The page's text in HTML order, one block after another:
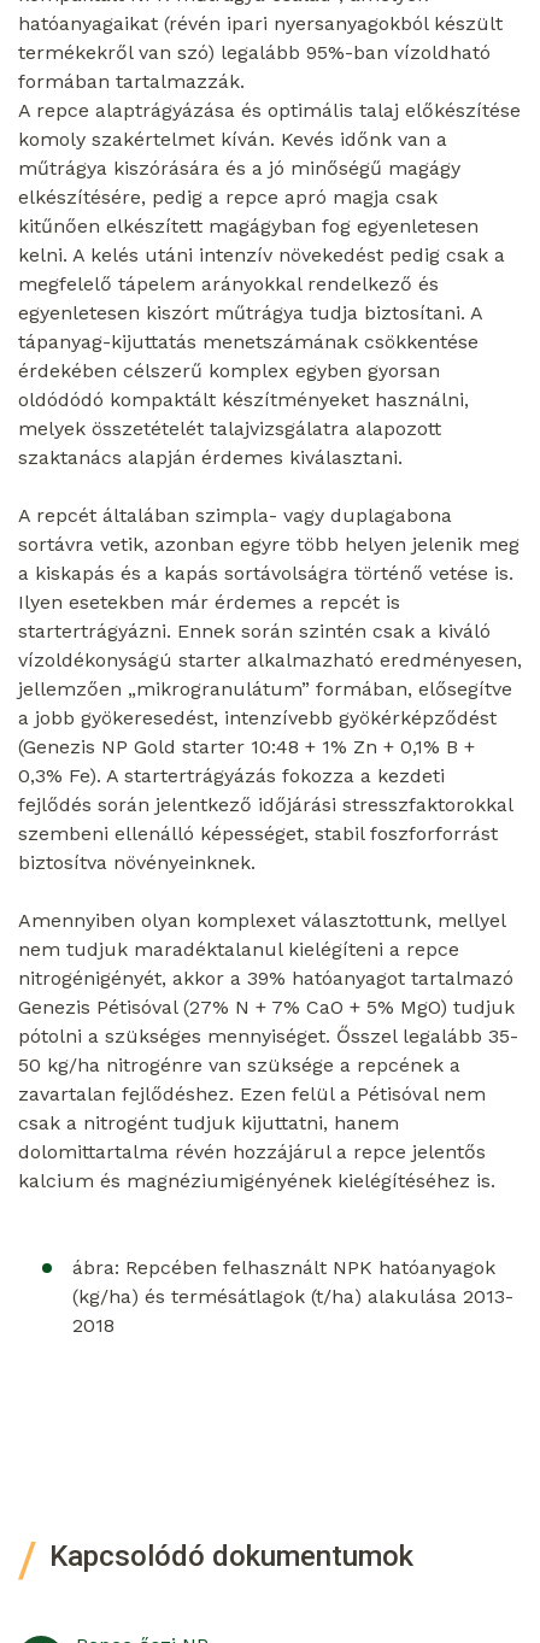
hatóanyagaikat (révén ipari nyersanyagokból készült
termékekről van szó) legalább 95%-ban vízoldható
formában tartalmazzák.
A repce alaptrágyázása és optimális talaj előkészítése
komoly szakértelmet kíván. Kevés időnk van a
műtrágya kiszórására és a jó minőségű magágy
elkészítésére, pedig a repce apró magja csak
kitűnően elkészített magágyban fog egyenletesen
kelni. A kelés utáni intenzív növekedést pedig csak a
megfelelő tápelem arányokkal rendelkező és
egyenletesen kiszórt műtrágya tudja biztosítani. A
tápanyag-kijuttatás menetszámának csökkentése
érdekében célszerű komplex egyben gyorsan
oldódódó kompaktált készítményeket használni,
melyek összetételét talajvizsgálatra alapozott
szaktanács alapján érdemes kiválasztani.
A repcét általában szimpla- vagy duplagabona
sortávra vetik, azonban egyre több helyen jelenik meg
a kiskapás és a kapás sortávolságra történő vetése is.
Ilyen esetekben már érdemes a repcét is
startertrágyázni. Ennek során szintén csak a kiváló
vízoldékonyságú starter alkalmazható eredményesen,
jellemzően „mikrogranulátum” formában, elősegítve
a jobb gyökeresedést, intenzívebb gyökérképződést
(Genezis NP Gold starter 10:48 + 1% Zn + 0,1% B +
0,3% Fe). A startertrágyázás fokozza a kezdeti
fejlődés során jelentkező időjárási stresszfaktorokkal
szembeni ellenálló képességet, stabil foszforforrást
biztosítva növényeinknek.
Amennyiben olyan komplexet választottunk, mellyel
nem tudjuk maradéktalanul kielégíteni a repce
nitrogénigényét, akkor a 39% hatóanyagot tartalmazó
Genezis Pétisóval (27% N + 7% CaO + 5% MgO) tudjuk
pótolni a szükséges mennyiséget. Ősszel legalább 35-
50 kg/ha nitrogénre van szüksége a repcének a
zavartalan fejlődéshez. Ezen felül a Pétisóval nem
csak a nitrogént tudjuk kijuttatni, hanem
dolomittartalma révén hozzájárul a repce jelentős
kalcium és magnéziumigényének kielégítéséhez is.
ábra: Repcében felhasznált NPK hatóanyagok
(kg/ha) és termésátlagok (t/ha) alakulása 2013-
2018
Kapcsolódó dokumentumok